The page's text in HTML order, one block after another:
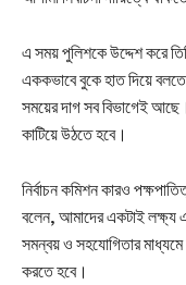
এ সময় পুলিশকে উদ্দেশ করে
এককভাবে বুকে হাত দিয়ে
সময়ের দাগ সব বিভাগেই
কাটিয়ে উঠতে হবে।
নির্বাচন কমিশন কারও
বলেন, আমাদের একটাই লক্ষ্য
সমন্বয় ও সহযোগিতার মাধ্যমে
করতে হবে।